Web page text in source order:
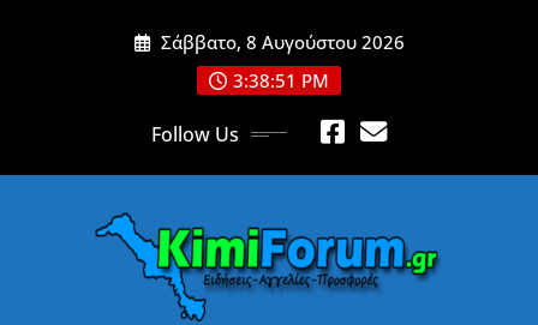
Σάββατο, 8 Αυγούστου 2026
3:38:53 PM
Follow Us